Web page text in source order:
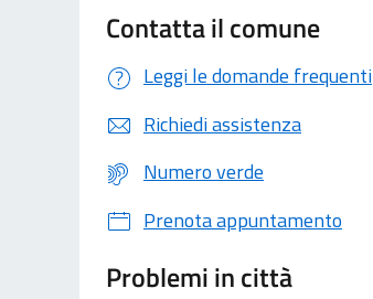
Contatta il comune
Leggi le domande frequenti
Richiedi assistenza
Numero verde
Prenota appuntamento
Problemi in città